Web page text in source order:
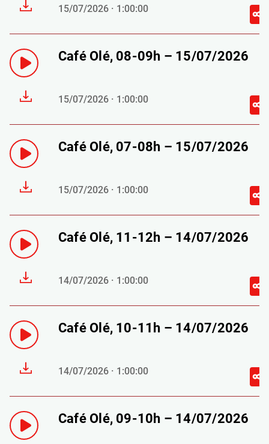
15/07/2026 · 1:00:00
Café Olé, 08-09h – 15/07/2026
15/07/2026 · 1:00:00
Café Olé, 07-08h – 15/07/2026
15/07/2026 · 1:00:00
Café Olé, 11-12h – 14/07/2026
14/07/2026 · 1:00:00
Café Olé, 10-11h – 14/07/2026
14/07/2026 · 1:00:00
Café Olé, 09-10h – 14/07/2026